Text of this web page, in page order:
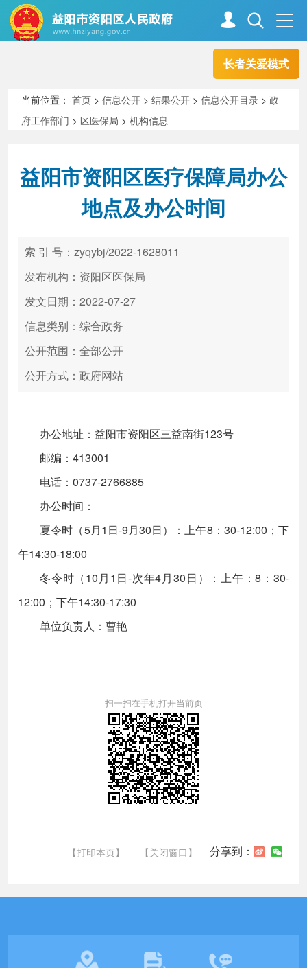
长者关爱模式
走进资阳
新闻中心 解读回应
政务服务
高效办成一件事
当前位置：首页 >信息公开 >结果公开 >信息公开目录 >政
府工作部门 > 区医保局 >机构信息
益阳市资阳区医疗保障局办公
地点及办公时间
索 引 号：zyqybj/2022-1628011
发布机构：资阳区医保局
发文日期：2022-07-27
信息类别：综合政务
公开范围：全部公开
公开方式：政府网站
办公地址：益阳市资阳区三益南街123号
邮编：413001
电话：0737-2766885
办公时间：
夏令时（5月1日-9月30日）：上午8：30-12:00；下
午14:30-18:00
冬令时（10月1日-次年4月30日）：上午：8：30-
12:00；下午14:30-17:30
单位负责人：曹艳
扫一扫在手机打开当前页
【打印本页】 【关闭窗口】 分享到：